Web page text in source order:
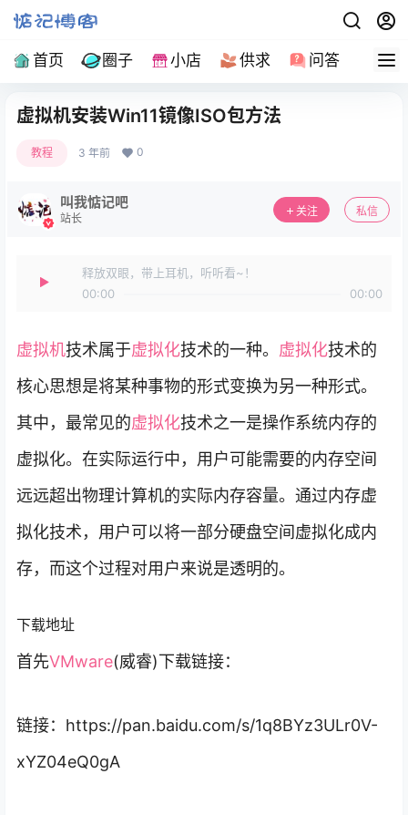
首页 圈子 小店 供求 问答 导航
虚拟机安装Win11镜像ISO包方法
教程 3 年前 0
叫我惦记吧
站长
关注 私信
释放双眼，带上耳机，听听看~！
00:00
00:00
虚拟机技术属于虚拟化技术的一种。 虚拟化技术的
核心思想是将某种事物的形式变换为另一种形式。
其中，最常见的虚拟化技术之一是操作系统内存的
虚拟化。在实际运行中，用户可能需要的内存空间
远远超出物理计算机的实际内存容量。通过内存虚
拟化技术，用户可以将一部分硬盘空间虚拟化成内
存，而这个过程对用户来说是透明的。
下载地址
首先VMware(威睿)下载链接：
链接：https://pan.baidu.com/s/1q8BYz3ULr0V-
xYZ04eQ0gA